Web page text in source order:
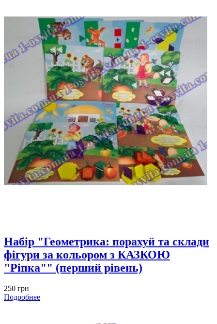
Набір "Геометрика: порахуй та склади
фігури за кольором з КАЗКОЮ
"Ріпка"" (перший рівень)
250 грн
Подробнее